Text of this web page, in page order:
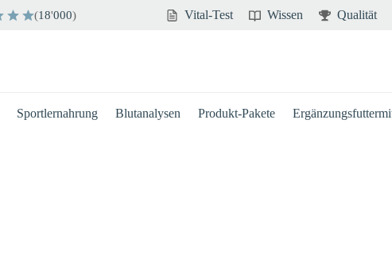
(18'000) Vital-Test Wissen Qualität
Sportlernahrung Blutanalysen Produkt-Pakete